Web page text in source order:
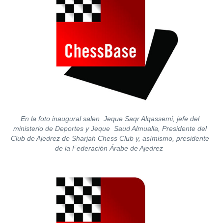
En la foto inaugural salen Jeque Saqr Alqassemi, jefe del
ministerio de Deportes y Jeque Saud Almualla, Presidente del
Club de Ajedrez de Sharjah Chess Club y, asímismo, presidente
de la Federación Árabe de Ajedrez